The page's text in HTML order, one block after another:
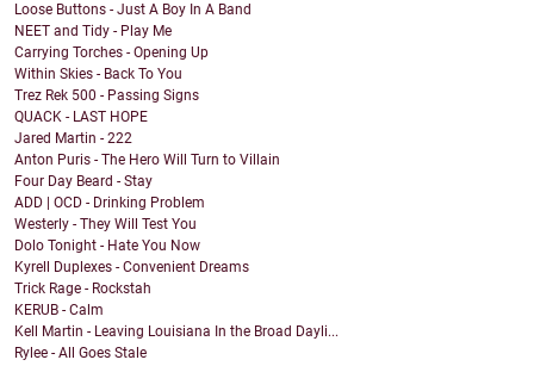
Loose Buttons - Just A Boy In A Band
NEET and Tidy - Play Me
Carrying Torches - Opening Up
Within Skies - Back To You
Trez Rek 500 - Passing Signs
QUACK - LAST HOPE
Jared Martin - 222
Anton Puris - The Hero Will Turn to Villain
Four Day Beard - Stay
ADD | OCD - Drinking Problem
Westerly - They Will Test You
Dolo Tonight - Hate You Now
Kyrell Duplexes - Convenient Dreams
Trick Rage - Rockstah
KERUB - Calm
Kell Martin - Leaving Louisiana In the Broad Dayli...
Rylee - All Goes Stale